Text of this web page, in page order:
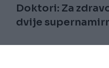
Doktori: Za
dvije